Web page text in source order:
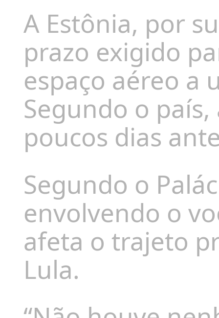
A Estônia, por
prazo exigido
espaço aéreo a
Segundo o
poucos dias
Segundo o
envolvendo o
afeta o trajeto
Lula.